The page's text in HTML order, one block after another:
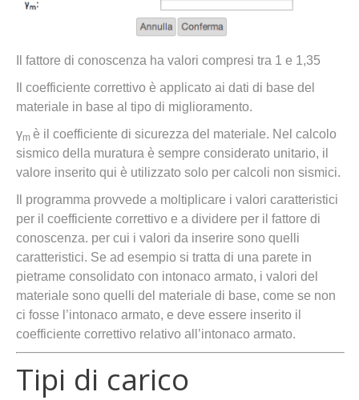
Il fattore di conoscenza ha valori compresi tra 1 e 1,35
Il coefficiente correttivo è applicato ai dati di base del
materiale in base al tipo di miglioramento.
γm è il coefficiente di sicurezza del materiale. Nel calcolo
sismico della muratura è sempre considerato unitario, il
valore inserito qui è utilizzato solo per calcoli non sismici.
Il programma provvede a moltiplicare i valori caratteristici
per il coefficiente correttivo e a dividere per il fattore di
conoscenza. per cui i valori da inserire sono quelli
caratteristici. Se ad esempio si tratta di una parete in
pietrame consolidato con intonaco armato, i valori del
materiale sono quelli del materiale di base, come se non
ci fosse l’intonaco armato, e deve essere inserito il
coefficiente correttivo relativo all’intonaco armato.
Tipi di carico